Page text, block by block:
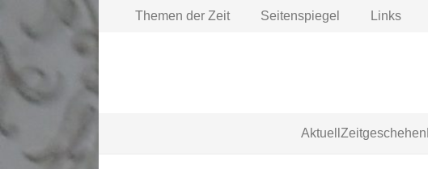
Themen der Zeit Seitenspiegel Links
Aktuell Zeitgeschehen